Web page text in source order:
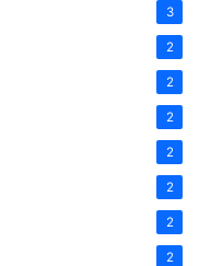
3
2
2
2
2
2
2
2